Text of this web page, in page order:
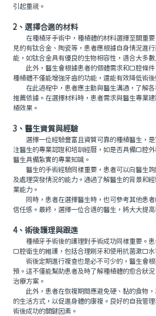
引起重視。
2、選擇合適的材料
在種植牙手術中，種植體的材料選擇至關重要
見的有钛合金、陶瓷等，患者應根據自身情況進
能，如钛合金具有優良的生物相容性，適合大多數
此外，醫生會根據患者的個體需求和口腔條件
種植體不僅能增強牙齒的功能，還能有效降低術
在此過程中，患者應主動與醫生溝通，了解各
推薦依據。在選擇材料時，患者需求與醫生專業
植效果。
3、醫生資質與經驗
選擇一位經驗豐富且資質可靠的種植醫生，是
注醫生的專業認證和培訓經曆，如是否具備口腔
醫生具備紮實的專業知識。
醫生的手術經驗同樣重要，患者可以向醫生詢
及處理突發情況的能力。通過了解醫生的背景和
業能力。
同時，患者在選擇醫生時，也可參考其他患者
信任感。最終，選擇一位合適的醫生，將大大提
4、術後護理與跟進
種植牙手術後的護理對手術成功同樣重要。患
口腔衛生的維護，包括合理刷牙和使用抗菌漱口
術後定期進行複查也是必不可少的，醫生會根
預。這不僅能幫助患者及時了解種植體的愈合狀
治療方案。
此外，患者在恢複期間應避免硬、黏的食物，
的生活方式，以促進身體的康複。良好的自我管
術後成功的關鍵因素。